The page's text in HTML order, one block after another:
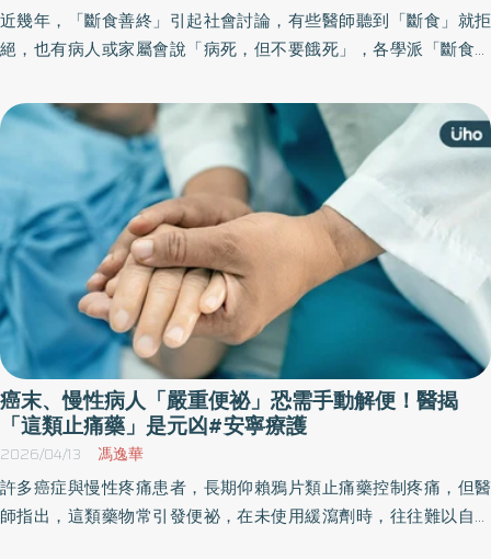
近幾年，「斷食善終」引起社會討論，有些醫師聽到「斷食」就拒
絕，也有病人或家屬會說「病死，但不要餓死」，各學派「斷食善
實，安寧患者每天1瓶營養水分點滴最舒適；斷食不符合善終，強迫
進食或勉強斷食，恐造成患者與家屬痛苦。
癌末、慢性病人「嚴重便祕」恐需手動解便！醫揭
「這類止痛藥」是元凶#安寧療護
2026/04/13 馮逸華
許多癌症與慢性疼痛患者，長期仰賴鴉片類止痛藥控制疼痛，但醫
師指出，這類藥物常引發便祕，在未使用緩瀉劑時，往往難以自行